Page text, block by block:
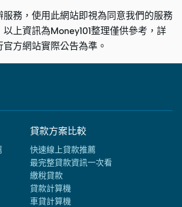
服務，使用此網站即視為同意我們的服務
上資訊為Money101整理僅供參考，詳
方網站實際公告為準。
貸款方案比較
快速線上貸款推薦
最完整貸款資訊一次看
繳稅貸款
貸款計算機
車貸計算機